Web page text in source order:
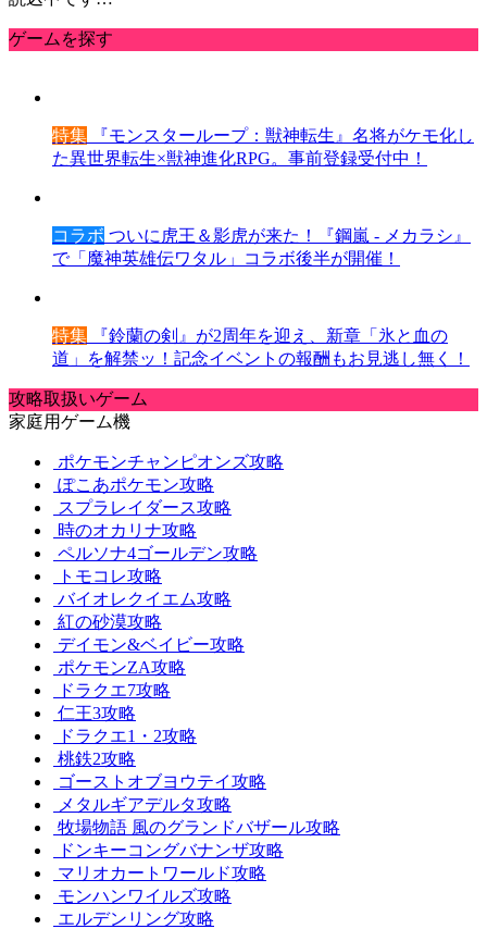
ゲームを探す
特集 『モンスターループ：獣神転生』名将がケモ化し
た異世界転生×獣神進化RPG。事前登録受付中！
コラボ ついに虎王＆影虎が来た！『鋼嵐 - メカラシ』
で「魔神英雄伝ワタル」コラボ後半が開催！
特集 『鈴蘭の剣』が2周年を迎え、新章「氷と血の
道」を解禁ッ！記念イベントの報酬もお見逃し無く！
攻略取扱いゲーム
家庭用ゲーム機
ポケモンチャンピオンズ攻略
ぽこあポケモン攻略
スプラレイダース攻略
時のオカリナ攻略
ペルソナ4ゴールデン攻略
トモコレ攻略
バイオレクイエム攻略
紅の砂漠攻略
デイモン&ベイビー攻略
ポケモンZA攻略
ドラクエ7攻略
仁王3攻略
ドラクエ1・2攻略
桃鉄2攻略
ゴーストオブヨウテイ攻略
メタルギアデルタ攻略
牧場物語 風のグランドバザール攻略
ドンキーコングバナンザ攻略
マリオカートワールド攻略
モンハンワイルズ攻略
エルデンリング攻略